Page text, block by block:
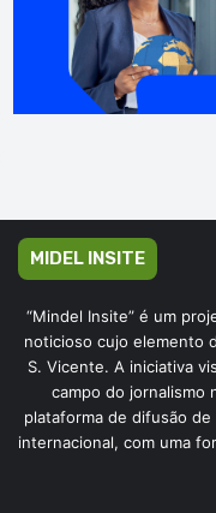
MIDEL INSITE
“Mindel Insite” é um
noticioso cujo elemento
S. Vicente. A iniciativa
campo do jornalismo
plataforma de difusão
internacional, com uma